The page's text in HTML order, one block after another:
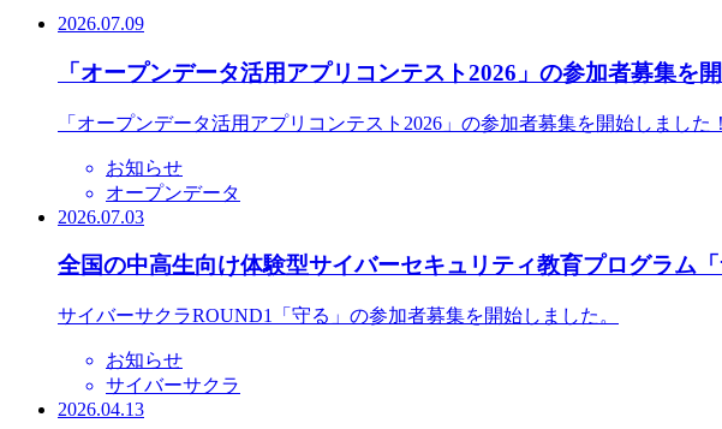
2026.07.09
「オープンデータ活用アプリコンテスト2026」の参加者募集を
「オープンデータ活用アプリコンテスト2026」の参加者募集を開始しました！
お知らせ
オープンデータ
2026.07.03
全国の中高生向け体験型サイバーセキュリティ教育プログラム
サイバーサクラROUND1「守る」の参加者募集を開始しました。
お知らせ
サイバーサクラ
2026.04.13